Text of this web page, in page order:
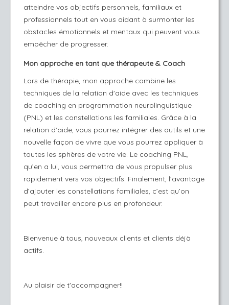
atteindre vos objectifs personnels, familiaux et
professionnels tout en vous aidant à surmonter les
obstacles émotionnels et mentaux qui peuvent vous
empêcher de progresser.
Mon approche en tant que thérapeute & Coach
Lors de thérapie, mon approche combine les
techniques de la relation d'aide avec les techniques
de coaching en programmation neurolinguistique
(PNL) et les constellations les familiales. Grâce à la
relation d’aide, vous pourrez intégrer des outils et une
nouvelle façon de vivre que vous pourrez appliquer à
toutes les sphères de votre vie. Le coaching PNL,
qu’en a lui, vous permettra de vous propulser plus
rapidement vers vos objectifs. Finalement, l’avantage
d’ajouter les constellations familiales, c’est qu’on
peut travailler encore plus en profondeur.
Bienvenue à tous, nouveaux clients et clients déjà
actifs.
Au plaisir de t'accompagner!!